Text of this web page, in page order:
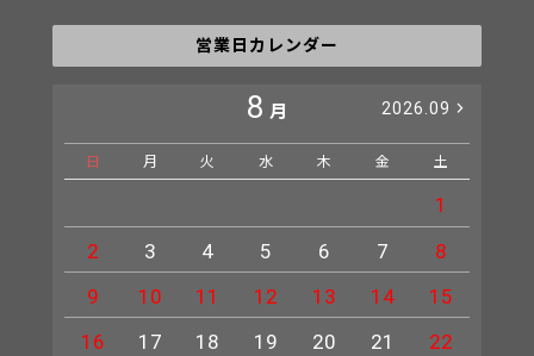
営業日カレンダー
8 月 2026.09
日 月 火 水 木 金 土
1
2
3 4 5 6 7
8
9
10 11 12 13 14
15
16
17 18 19 20 21
22